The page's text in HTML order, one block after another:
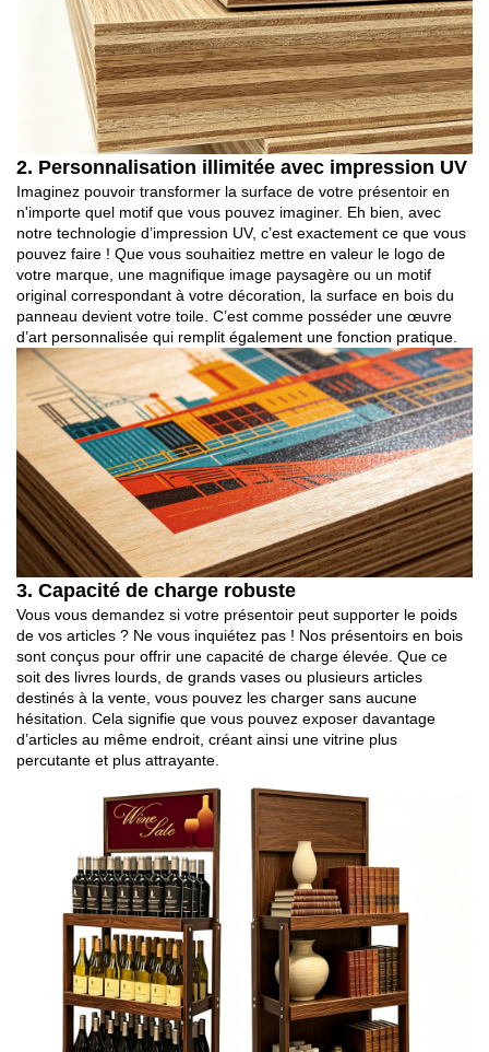
2. Personnalisation illimitée avec impression UV
Imaginez pouvoir transformer la surface de votre présentoir en
n'importe quel motif que vous pouvez imaginer. Eh bien, avec
notre technologie d’impression UV, c’est exactement ce que vous
pouvez faire ! Que vous souhaitiez mettre en valeur le logo de
votre marque, une magnifique image paysagère ou un motif
original correspondant à votre décoration, la surface en bois du
panneau devient votre toile. C’est comme posséder une œuvre
d’art personnalisée qui remplit également une fonction pratique.
3. Capacité de charge robuste
Vous vous demandez si votre présentoir peut supporter le poids
de vos articles ? Ne vous inquiétez pas ! Nos présentoirs en bois
sont conçus pour offrir une capacité de charge élevée. Que ce
soit des livres lourds, de grands vases ou plusieurs articles
destinés à la vente, vous pouvez les charger sans aucune
hésitation. Cela signifie que vous pouvez exposer davantage
d’articles au même endroit, créant ainsi une vitrine plus
percutante et plus attrayante.